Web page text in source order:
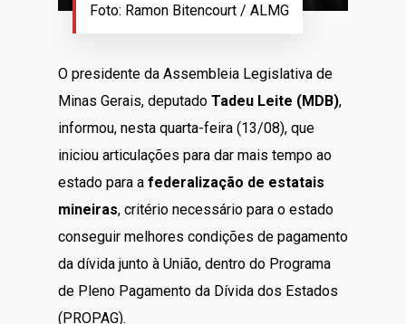
Foto: Ramon Bitencourt / ALMG
O presidente da Assembleia Legislativa de
Minas Gerais, deputado Tadeu Leite (MDB),
informou, nesta quarta-feira (13/08), que
iniciou articulações para dar mais tempo ao
estado para a federalização de estatais
mineiras, critério necessário para o estado
conseguir melhores condições de pagamento
da dívida junto à União, dentro do Programa
de Pleno Pagamento da Dívida dos Estados
(PROPAG).